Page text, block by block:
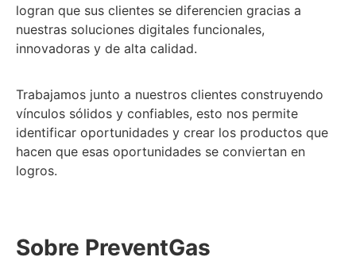
logran que sus clientes se diferencien gracias a
nuestras soluciones digitales funcionales,
innovadoras y de alta calidad.
Trabajamos junto a nuestros clientes construyendo
vínculos sólidos y confiables, esto nos permite
identificar oportunidades y crear los productos que
hacen que esas oportunidades se conviertan en
logros.
Sobre PreventGas